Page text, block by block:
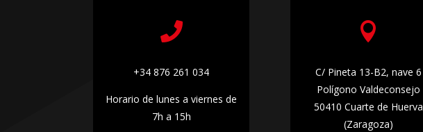

+34 876 261 034
Horario de lunes a viernes de
7h a 15h

C/ Pineta 13-B2, nave 6
Polígono Valdeconsejo
50410 Cuarte de Huerva
(Zaragoza)